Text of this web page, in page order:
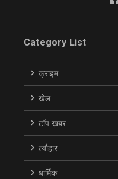
Category List
क्राइम
खेल
टॉप ख़बर
त्यौहार
धार्मिक